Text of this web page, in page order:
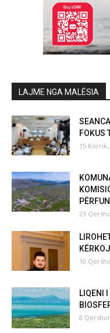
LAJME NGA MALËSIA
FOKUS
15 Korrik,
23
10
LIQENI
8